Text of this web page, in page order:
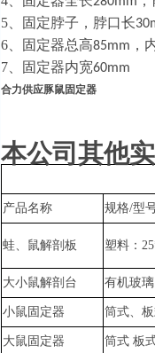
5、
固定脖子，脖口长
6、 固定器总高85mm ，
7、
固定器内宽60mm
合力供应豚鼠固定器
本公司其他
产品名称 规格/型
蛙、鼠解剖板 塑料：
大小鼠解剖台 有机玻
小鼠固定器 筒式、
大鼠固定器 筒式 板